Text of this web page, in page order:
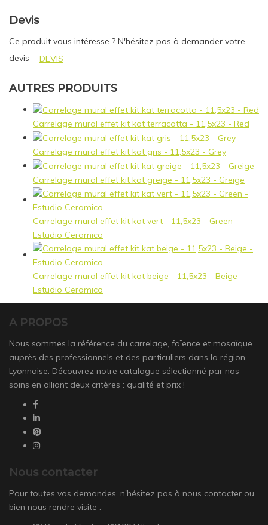
Devis
Ce produit vous intéresse ? N'hésitez pas à demander votre
devis
DEVIS
AUTRES PRODUITS
Carrelage mural effet kit kat terracotta - 11,5x23 - Red
Carrelage mural effet kit kat gris - 11,5x23 - Grey
Carrelage mural effet kit kat greige - 11,5x23 - Greige
Carrelage mural effet kit kat vert - 11,5x23 - Green -
Estudio Ceramico
Carrelage mural effet kit kat beige - 11,5x23 - Beige -
Estudio Ceramico
A PROPOS
Nous sommes la référence du carrelage, faïence et mosaïque
auprès des professionnels et des particuliers dans la région
Lyonnaise. Découvrez notre catalogue sélectionné par nos
soins en alliant deux critères : qualité et prix !
Nous contacter
Pour toutes vos demandes, n'hésitez pas à nous contacter ou
bien nous rendre visite :